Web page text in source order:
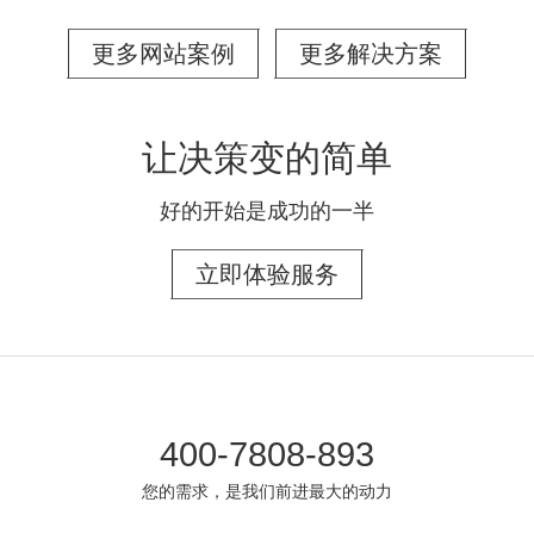
更多网站案例 更多解决方案
让决策变的简单
好的开始是成功的一半
立即体验服务
400-7808-893
您的需求，是我们前进最大的动力